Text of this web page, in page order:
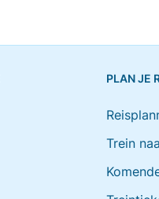
PLAN JE
Trein